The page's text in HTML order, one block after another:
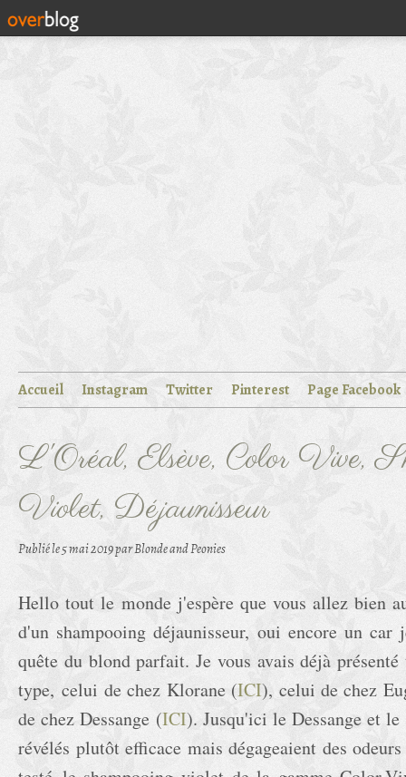
Accueil Instagram Twitter Pinterest Page Facebook
L'Oréal, Elsève, Color Vive,
Violet, Déjaunisseur
Publié le5 mai 2019par Blonde and Peonies
Hello tout le monde j'espère que vous allez bien
d'un shampooing déjaunisseur, oui encore un
quête du blond parfait. Je vous avais déjà
type, celui de chez Klorane (ICI), celui de chez
de chez Dessange (ICI). Jusqu'ici le Dessange et
révélés plutôt efficace mais dégageaient des